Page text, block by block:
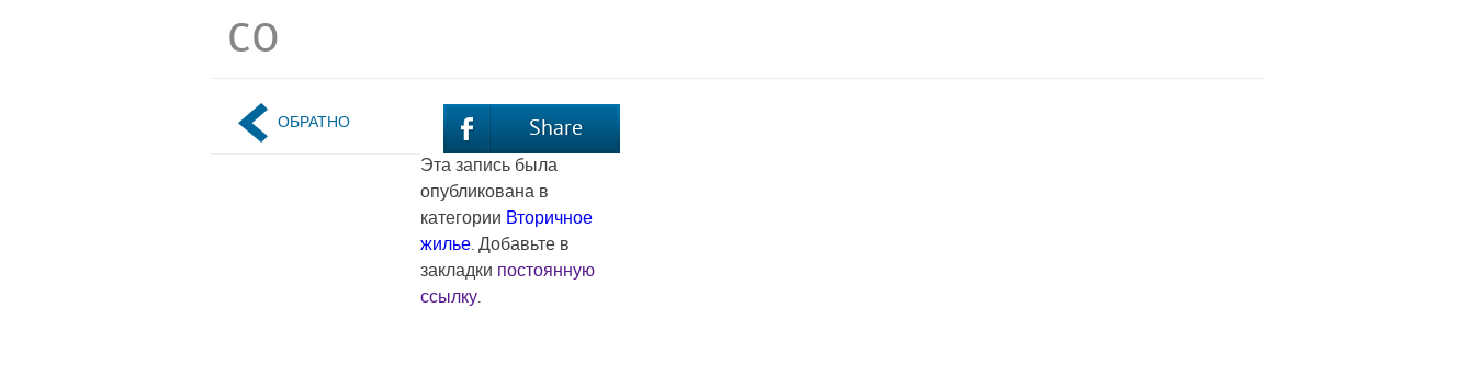
co
ОБРАТНО Share
Эта запись была
опубликована в
категории Вторичное
жилье. Добавьте в
закладки постоянную
ссылку.